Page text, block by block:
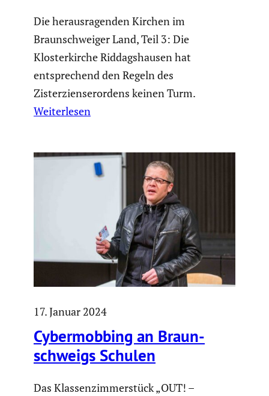
Die herausragenden Kirchen im
Braunschweiger Land, Teil 3: Die
Klosterkirche Riddagshausen hat
entsprechend den Regeln des
Zisterzienserordens keinen Turm.
Weiterlesen
17. Januar 2024
Cyber­mob­bing an Braun­
schweigs Schulen
Das Klassenzimmerstück „OUT! –